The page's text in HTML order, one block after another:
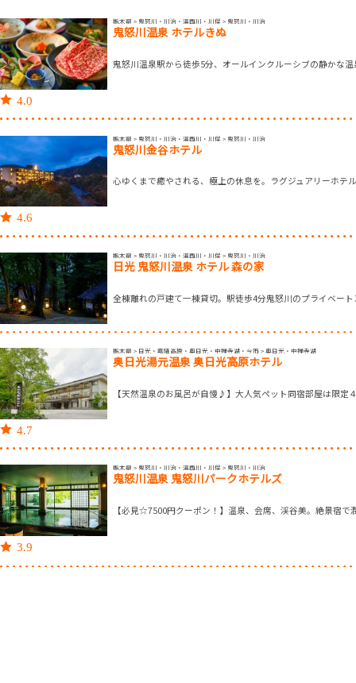
4.0
栃木県 > 鬼怒川・川治・湯西川・川俣 > 鬼怒川・川治
鬼怒川温泉 ホテルきぬ
鬼怒川温泉駅から徒歩5分、オールインクルーシブの静かな
4.6
栃木県 > 鬼怒川・川治・湯西川・川俣 > 鬼怒川・川治
鬼怒川金谷ホテル
心ゆくまで癒やされる、極上の休息を。ラグジュアリーホテ
栃木県 > 鬼怒川・川治・湯西川・川俣 > 鬼怒川・川治
日光 鬼怒川温泉 ホテル 森の家
全棟離れの戸建て一棟貸切。駅徒歩4分鬼怒川のプライベー
4.7
栃木県 > 日光・霧降高原・奥日光・中禅寺湖・今市 > 奥日光・中禅寺湖
奥日光湯元温泉 奥日光高原ホテル
【天然温泉のお風呂が自慢♪】大人気ペット同宿部屋は限定
3.9
栃木県 > 鬼怒川・川治・湯西川・川俣 > 鬼怒川・川治
鬼怒川温泉 鬼怒川パークホテルズ
【必見☆7500円クーポン！】温泉、会席、渓谷美。絶景宿で